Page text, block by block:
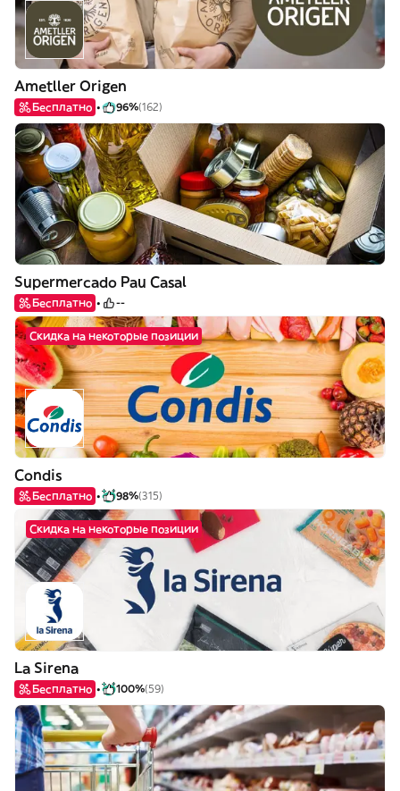
Ametller Origen
Бесплатно 96%(162)
Supermercado Pau Casal
Бесплатно --
Скидка на некоторые позиции
Condis
Бесплатно 98%(315)
Скидка на некоторые позиции
La Sirena
Бесплатно 100%(59)